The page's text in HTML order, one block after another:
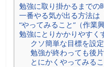
勉強に取り掛かるまでの
一番やる気が出る方法は
“やってみること”（作業
勉強にとりかかりやすく
クソ簡単な目標を設
勉強が終わっても後
とにかくやってみる